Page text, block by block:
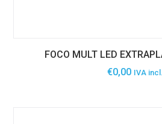
FOCO MULT LED
€0,00 IVA incl.